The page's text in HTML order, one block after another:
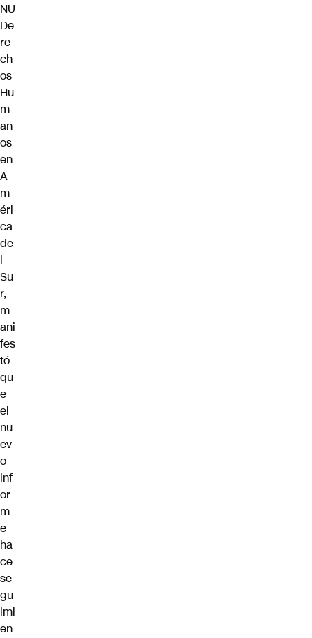
NU
De
re
ch
os
Hu
m
an
os
en
A
m
éri
ca
de
l
Su
r,
m
ani
fes
tó
qu
e
el
nu
ev
o
inf
or
m
e
ha
ce
se
gu
imi
en